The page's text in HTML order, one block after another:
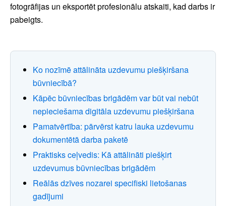
fotogrāfijas un eksportēt profesionālu atskaiti, kad darbs ir
pabeigts.
Ko nozīmē attālināta uzdevumu piešķiršana
būvniecībā?
Kāpēc būvniecības brigādēm var būt vai nebūt
nepieciešama digitāla uzdevumu piešķiršana
Pamatvērtība: pārvērst katru lauka uzdevumu
dokumentētā darba paketē
Praktisks ceļvedis: Kā attālināti piešķirt
uzdevumus būvniecības brigādēm
Reālās dzīves nozarei specifiski lietošanas
gadījumi